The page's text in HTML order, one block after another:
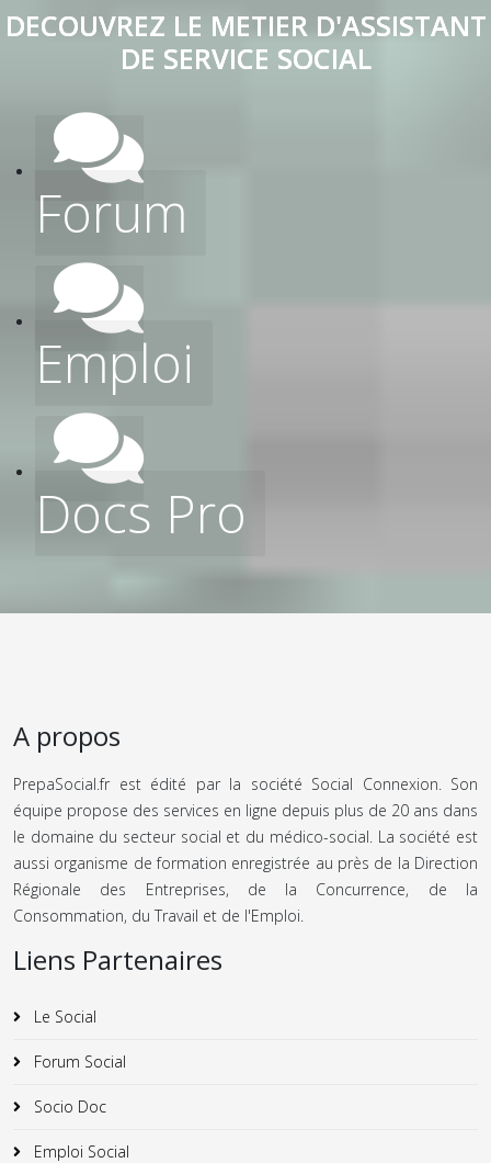
DECOUVREZ LE METIER D'ASSISTANT
DE SERVICE SOCIAL
Forum
Emploi
Docs Pro
A propos
PrepaSocial.fr est édité par la société Social Connexion. Son
équipe propose des services en ligne depuis plus de 20 ans dans
le domaine du secteur social et du médico-social. La société est
aussi organisme de formation enregistrée au près de la Direction
Régionale des Entreprises, de la Concurrence, de la
Consommation, du Travail et de l'Emploi.
Liens Partenaires
Le Social
Forum Social
Socio Doc
Emploi Social